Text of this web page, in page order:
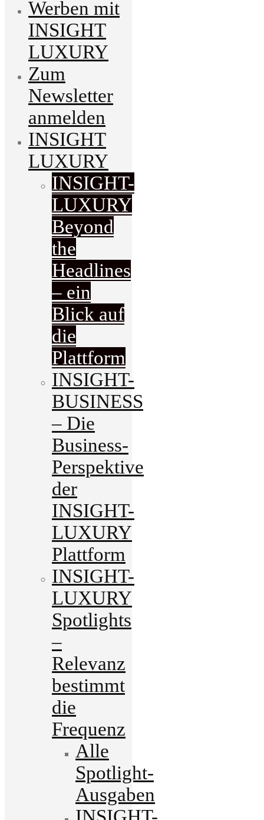
Werben mit
INSIGHT
LUXURY
Zum
Newsletter
anmelden
INSIGHT
LUXURY
INSIGHT-
LUXURY
Beyond
the
Headlines
– ein
Blick auf
die
Plattform
INSIGHT-
BUSINESS
– Die
Business-
Perspektive
der
INSIGHT-
LUXURY
Plattform
INSIGHT-
LUXURY
Spotlights
–
Relevanz
bestimmt
die
Frequenz
Alle
Spotlight-
Ausgaben